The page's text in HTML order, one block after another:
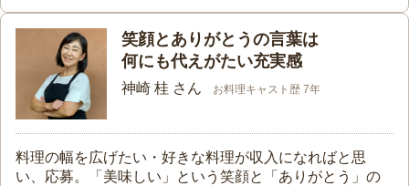
笑顔とありがとうの言葉は
何にも代えがたい充実感
神崎 桂 さん お料理キャスト歴 7年
料理の幅を広げたい・好きな料理が収入になればと思
い、応募。「美味しい」という笑顔と「ありがとう」の